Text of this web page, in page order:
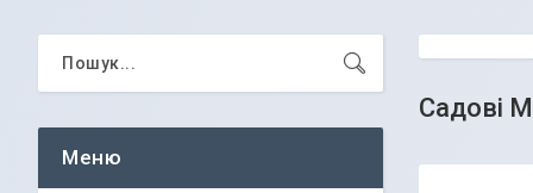
Садові